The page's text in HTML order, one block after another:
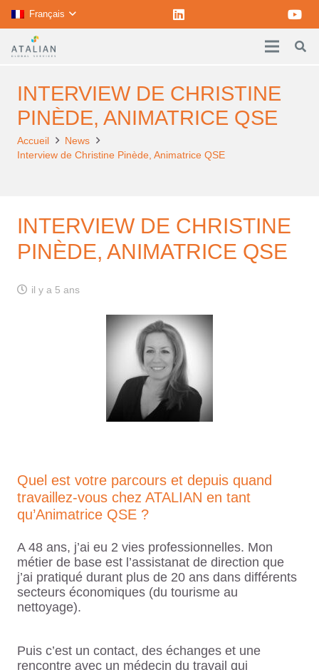
Français
INTERVIEW DE CHRISTINE
PINÈDE, ANIMATRICE QSE
Accueil
News
Interview de Christine Pinède, Animatrice QSE
INTERVIEW DE CHRISTINE
PINÈDE, ANIMATRICE QSE
il y a 5 ans
Quel est votre parcours et depuis quand
travaillez-vous chez ATALIAN en tant
qu’Animatrice QSE ?
A 48 ans, j’ai eu 2 vies professionnelles. Mon
métier de base est l’assistanat de direction que
j’ai pratiqué durant plus de 20 ans dans différents
secteurs économiques (du tourisme au
nettoyage).
Puis c’est un contact, des échanges et une
rencontre avec un médecin du travail qui